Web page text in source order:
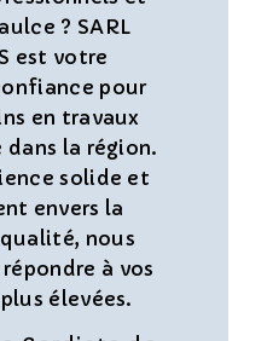
? SARL
est votre
pour
en travaux
la région.
solide et
envers la
nous
à vos
élevées.